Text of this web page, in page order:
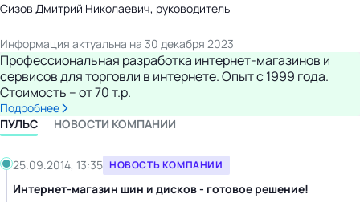
Сизов Дмитрий Николаевич, руководитель
Информация актуальна на 30 декабря 2023
Профессиональная разработка интернет-магазинов и
сервисов для торговли в интернете. Опыт с 1999 года.
Стоимость – от 70 т.р.
Подробнее
ПУЛЬС
НОВОСТИ КОМПАНИИ
25.09.2014, 13:35 НОВОСТЬ КОМПАНИИ
Интернет-магазин шин и дисков - готовое решение!